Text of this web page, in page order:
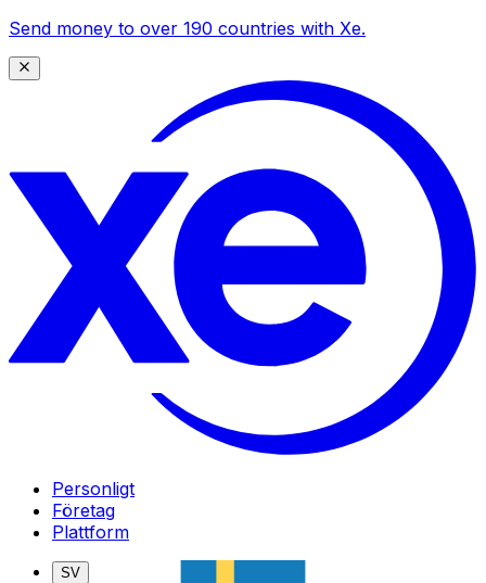
Send money to over 190 countries with Xe.
Personligt
Företag
Plattform
SV